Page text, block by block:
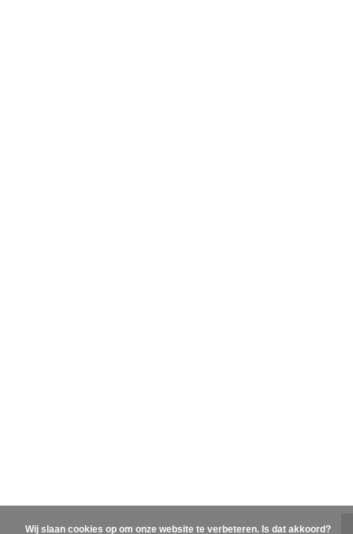
Wij slaan cookies op om onze website te verbeteren. Is dat akkoord?